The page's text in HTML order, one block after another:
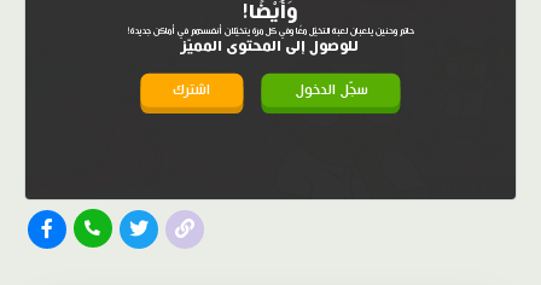
وَأَيْضًا!
حاتم وحنين يلعبان لعبة التخيّل معًا وفي كل مرة يتخيّلان أنفسهم في أماكن جديدة!
للوصول إلى المحتوى المميّز
سجّل الدخول اشترك